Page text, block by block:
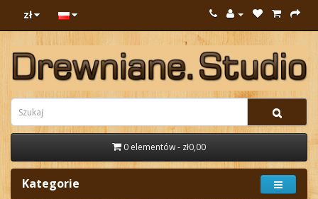
zł
0 elementów - zł0,00
Kategorie